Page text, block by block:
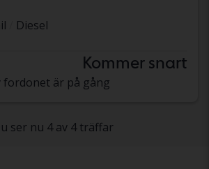
Diesel
Kommer snart
fordonet är på gång
ser nu 4 av 4 träffar